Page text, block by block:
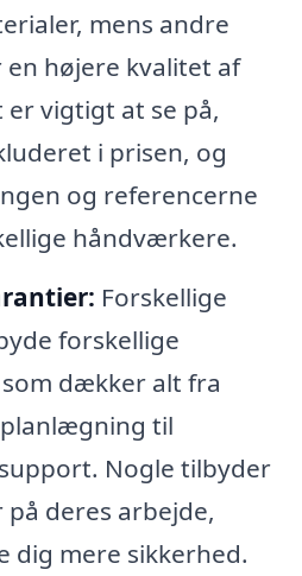
mens andre
højere kvalitet af
vigtigt at se på,
i prisen, og
og referencerne
håndværkere.
Forskellige
forskellige
dækker alt fra
til
Nogle tilbyder
deres arbejde,
dig mere sikkerhed.